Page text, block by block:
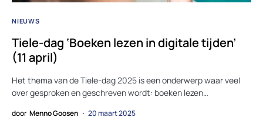
NIEUWS
Tiele-dag ‘Boeken lezen in digitale tijden’
(11 april)
Het thema van de Tiele-dag 2025 is een onderwerp waar veel
over gesproken en geschreven wordt: boeken lezen…
door Menno Goosen 20 maart 2025